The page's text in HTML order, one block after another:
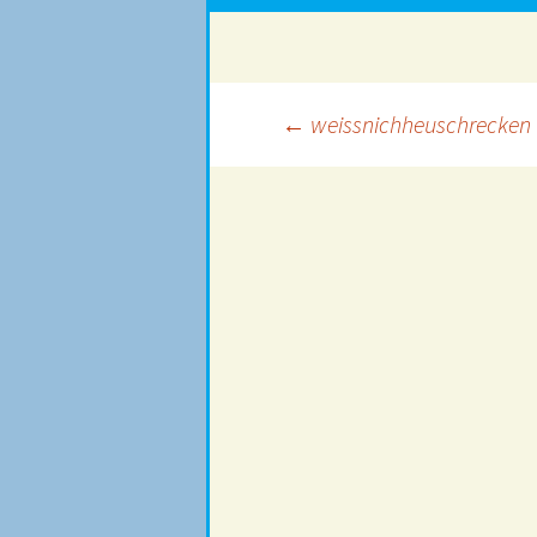
Beitragsnavigation
← weissnichheuschrecken